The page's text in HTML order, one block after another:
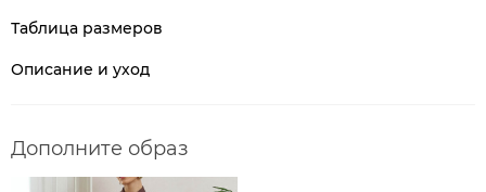
Таблица размеров
Описание и уход
Дополните образ